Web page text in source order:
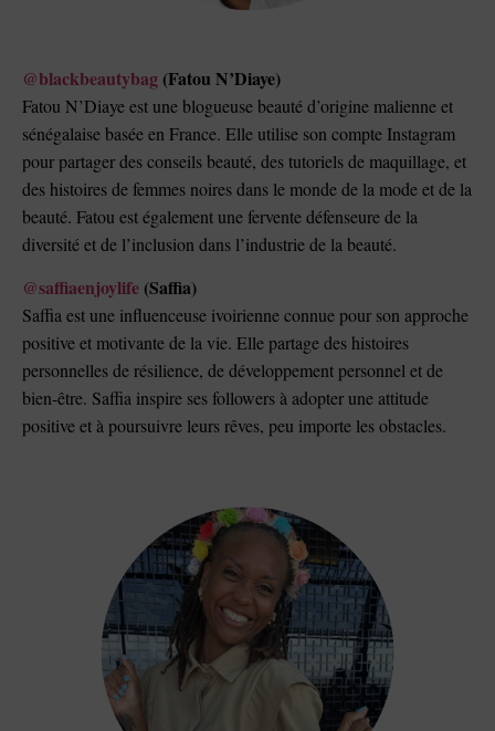
@blackbeautybag (Fatou N’Diaye)
Fatou N’Diaye est une blogueuse beauté d’origine malienne et
sénégalaise basée en France. Elle utilise son compte Instagram
pour partager des conseils beauté, des tutoriels de maquillage, et
des histoires de femmes noires dans le monde de la mode et de la
beauté. Fatou est également une fervente défenseure de la
diversité et de l’inclusion dans l’industrie de la beauté.
@saffiaenjoylife (Saffia)
Saffia est une influenceuse ivoirienne connue pour son approche
positive et motivante de la vie. Elle partage des histoires
personnelles de résilience, de développement personnel et de
bien-être. Saffia inspire ses followers à adopter une attitude
positive et à poursuivre leurs rêves, peu importe les obstacles.